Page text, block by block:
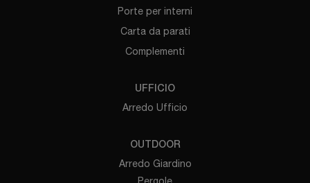
Porte per interni
Carta da parati
Complementi
UFFICIO
Arredo Ufficio
OUTDOOR
Arredo Giardino